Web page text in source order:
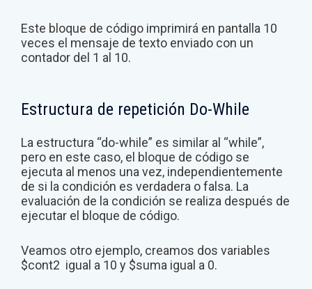
Este bloque de código imprimirá en pantalla 10
veces el mensaje de texto enviado con un
contador del 1 al 10.
Estructura de repetición Do-While
La estructura “do-while” es similar al “while”,
pero en este caso, el bloque de código se
ejecuta al menos una vez, independientemente
de si la condición es verdadera o falsa. La
evaluación de la condición se realiza después de
ejecutar el bloque de código.
Veamos otro ejemplo, creamos dos variables
$cont2 igual a 10 y $suma igual a 0.